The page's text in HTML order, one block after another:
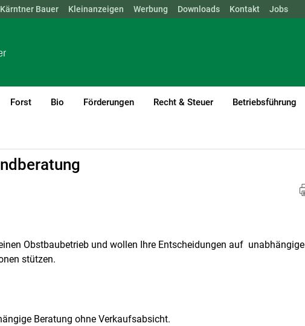
NÖ OÖ SBG STMK TIROL VBG WIEN
Kärntner Bauer Kleinanzeigen Werbung Downloads Kontakt Jobs
Forst Bio Förderungen Recht & Steuer Betriebsführung
Obstbaubetrieb und wollen Ihre Entscheidungen auf unabhängige
stützen.
Beratung ohne Verkaufsabsicht.